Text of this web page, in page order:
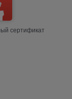
сертификат